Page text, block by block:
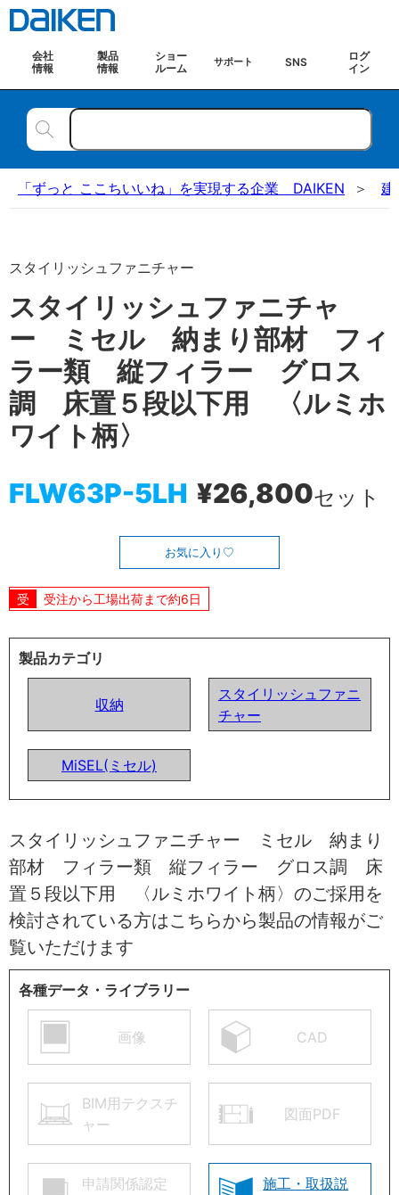
会社
情報
製品
情報
ショー
ルーム
サポート SNS
ログ
イン
「ずっと ここちいいね」を実現する企業 DAIKEN 建
スタイリッシュファニチャー
スタイリッシュファニチャ
ー ミセル 納まり部材 フィ
ラー類 縦フィラー グロス
調 床置５段以下用 〈ルミホ
ワイト柄〉
FLW63P-5LH ¥26,800セット
お気に入り
受注から工場出荷まで約6日
製品カテゴリ
収納
スタイリッシュファニ
チャー
MiSEL(ミセル)
スタイリッシュファニチャー ミセル 納まり
部材 フィラー類 縦フィラー グロス調 床
置５段以下用 〈ルミホワイト柄〉のご採用を
検討されている方はこちらから製品の情報がご
覧いただけます
各種データ・ライブラリー
画像 CAD
BIM用テクスチ
ャー
図面PDF
申請関係認定
施工・取扱説